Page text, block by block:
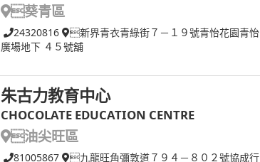
葵青區
24320816
新界青衣青綠街７－１９號青怡花園青怡
廣場地下 ４５號舖
朱古力教育中心
CHOCOLATE EDUCATION CENTRE
油尖旺區
81005867
九龍旺角彌敦道７９４－８０２號協成行